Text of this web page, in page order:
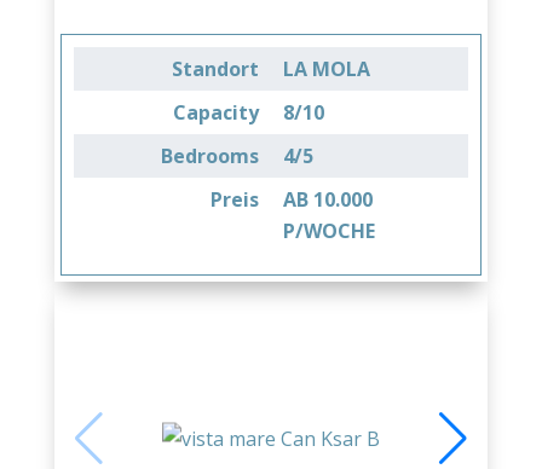
Standort
LA MOLA
Capacity
8/10
Bedrooms
4/5
Preis
AB 10.000
P/WOCHE